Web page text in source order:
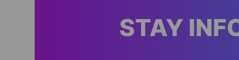
STAY